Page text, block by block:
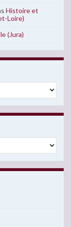
Histoire et
Loire)
(Jura)